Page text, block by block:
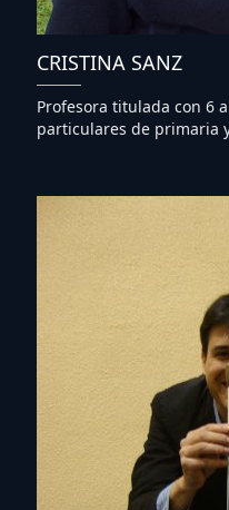
CRISTINA SANZ
Profesora titulada con 6
particulares de primaria